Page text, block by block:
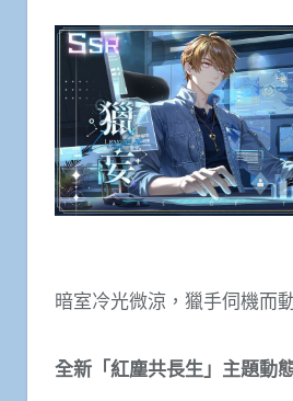
暗室冷光微涼，獵手伺機而
全新「紅塵共長生」主題動